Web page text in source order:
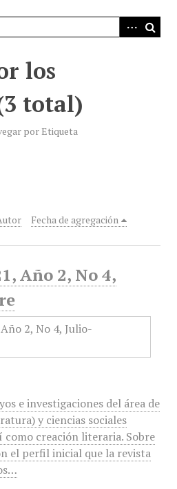
los
total)
por Etiqueta
Fecha de agregación
Año 2, No 4,
e investigaciones del área de
y ciencias sociales
creación literaria. Sobre
el perfil inicial que la revista